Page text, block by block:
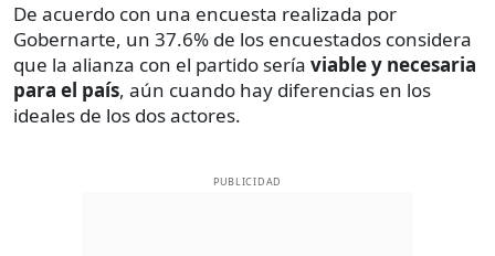
De acuerdo con una encuesta realizada por
Gobernarte, un 37.6% de los encuestados considera
que la alianza con el partido sería viable y necesaria
para el país, aún cuando hay diferencias en los
ideales de los dos actores.
PUBLICIDAD